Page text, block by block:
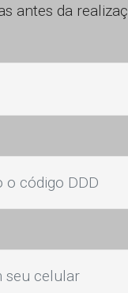
antes da